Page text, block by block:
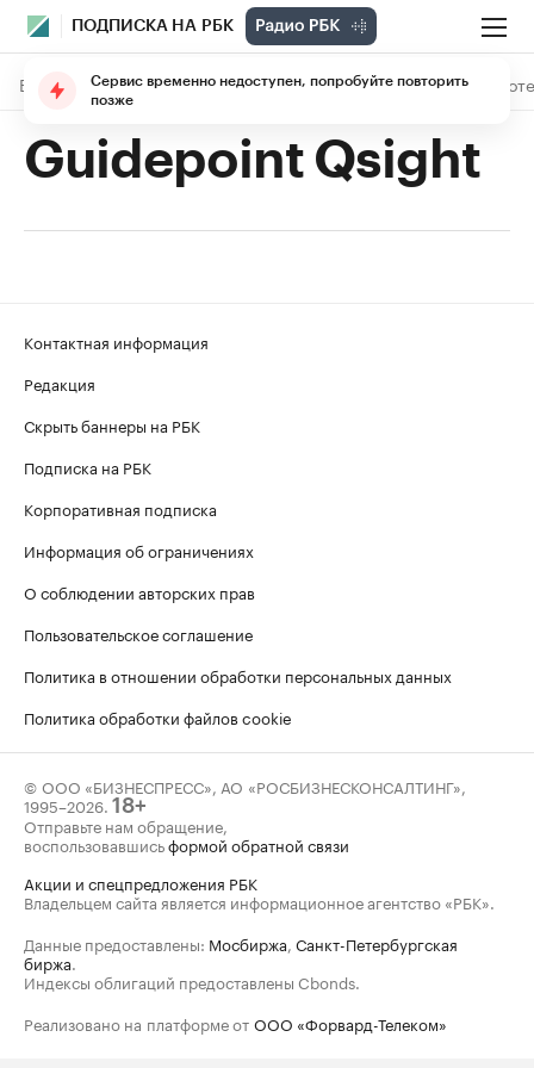
ПОДПИСКА НА РБК
В подписке Материалы Лекции The Economist
Guidepoint Qsight
Контактная информация
Редакция
Скрыть баннеры на РБК
Подписка на РБК
Корпоративная подписка
Информация об ограничениях
О соблюдении авторских прав
Пользовательское соглашение
Политика в отношении обработки персональных данных
Политика обработки файлов cookie
© ООО «БИЗНЕСПРЕСС», АО «РОСБИЗНЕСКОНСАЛТИНГ»,
1995–2026. 18+
Отправьте нам обращение,
воспользовавшисьформой обратной связи
Акции и спецпредложения РБК
Владельцем сайта является информационное агентство «РБК».
Данные предоставлены: Мосбиржа, Санкт-Петербургская
биржа.
Индексы облигаций предоставлены Cbonds.
Реализовано на платформе от ООО «Форвард-Телеком»
Сервис временно недоступен, попробуйте повторить
позже